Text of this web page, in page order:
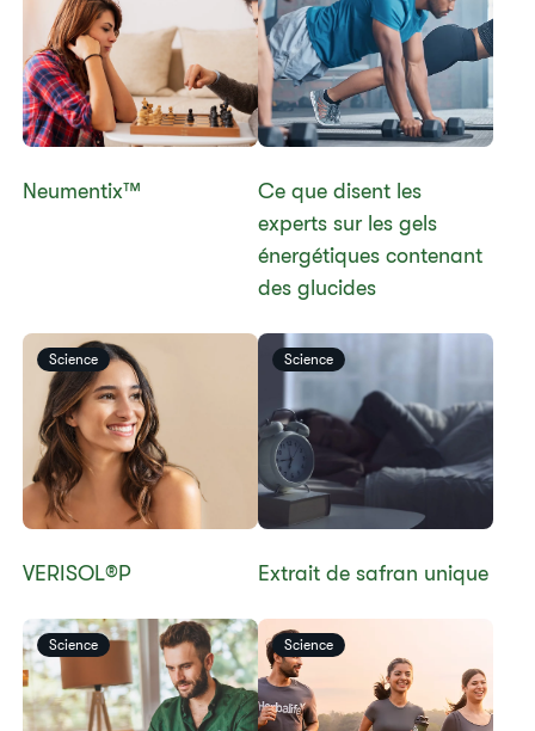
Neumentix™​
​​Ce que disent les
experts sur les gels
énergétiques contenant
des glucides​
Science
​​​​​VERISOL®P
Science
​​​Extrait de safran unique​
Science Science